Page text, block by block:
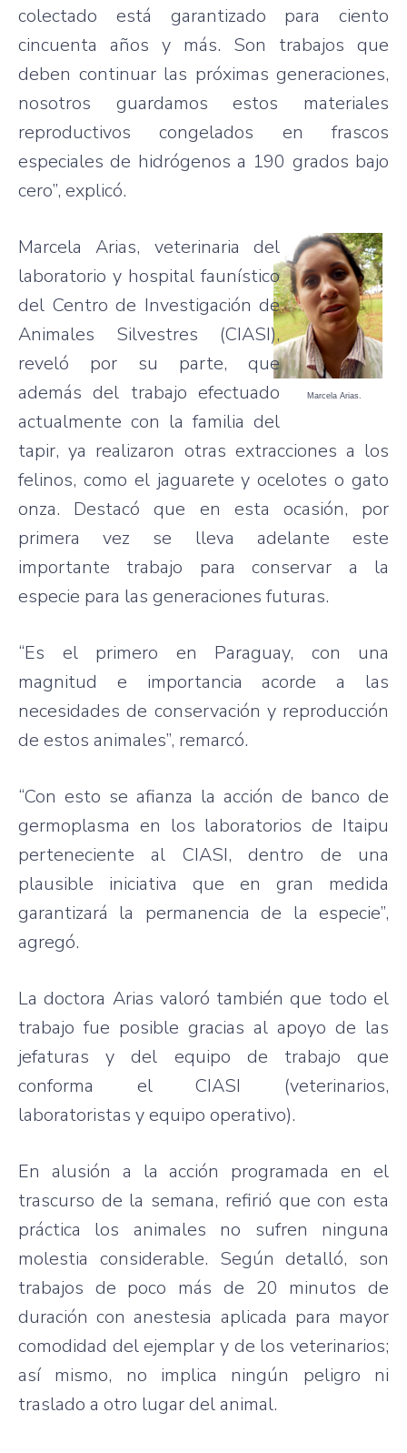
colectado está garantizado para ciento
cincuenta años y más. Son trabajos que
deben continuar las próximas generaciones,
nosotros guardamos estos materiales
reproductivos congelados en frascos
especiales de hidrógenos a 190 grados bajo
cero”, explicó.
Marcela Arias.
Marcela Arias, veterinaria del
laboratorio y hospital faunístico
del Centro de Investigación de
Animales Silvestres (CIASI),
reveló por su parte, que
además del trabajo efectuado
actualmente con la familia del
tapir, ya realizaron otras extracciones a los
felinos, como el jaguarete y ocelotes o gato
onza. Destacó que en esta ocasión, por
primera vez se lleva adelante este
importante trabajo para conservar a la
especie para las generaciones futuras.
“Es el primero en Paraguay, con una
magnitud e importancia acorde a las
necesidades de conservación y reproducción
de estos animales”, remarcó.
“Con esto se afianza la acción de banco de
germoplasma en los laboratorios de Itaipu
perteneciente al CIASI, dentro de una
plausible iniciativa que en gran medida
garantizará la permanencia de la especie”,
agregó.
La doctora Arias valoró también que todo el
trabajo fue posible gracias al apoyo de las
jefaturas y del equipo de trabajo que
conforma el CIASI (veterinarios,
laboratoristas y equipo operativo).
En alusión a la acción programada en el
trascurso de la semana, refirió que con esta
práctica los animales no sufren ninguna
molestia considerable. Según detalló, son
trabajos de poco más de 20 minutos de
duración con anestesia aplicada para mayor
comodidad del ejemplar y de los veterinarios;
así mismo, no implica ningún peligro ni
traslado a otro lugar del animal.